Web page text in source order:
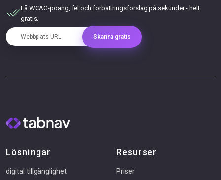
Få WCAG-poäng, fel och förbättringsförslag på sekunder - helt
gratis.
Webbplats URL Skanna gratis
Lösningar
digital tillgänglighet
Resurser
Priser